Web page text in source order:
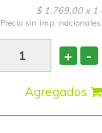
$ 1.769,00 x 1
Precio sin imp.
+ -
Agregados